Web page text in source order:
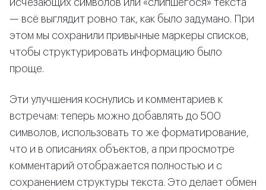
исчезающих символов или «слипшегося» текста
— всё выглядит ровно так, как было задумано. При
этом мы сохранили привычные маркеры списков,
чтобы структурировать информацию было
проще.
Эти улучшения коснулись и комментариев к
встречам: теперь можно добавлять до 500
символов, использовать то же форматирование,
что и в описаниях объектов, а при просмотре
комментарий отображается полностью и с
сохранением структуры текста. Это делает обмен